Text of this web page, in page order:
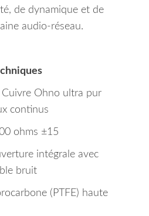
de dynamique et de
audio‑réseau.
Cuivre Ohno ultra pur
continus
ohms ±15
intégrale avec
bruit
(PTFE) haute